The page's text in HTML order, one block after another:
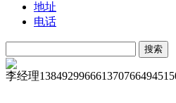
地址
电话
李经理1384929966613707664945